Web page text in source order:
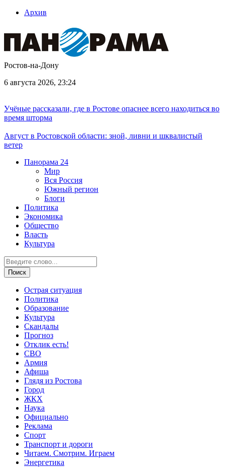
Архив
Ростов-на-Дону
6 августа 2026, 23:24
Учёные рассказали, где в Ростове опаснее всего находиться во
время шторма
Август в Ростовской области: зной, ливни и шквалистый
ветер
Панорама 24
Мир
Вся Россия
Южный регион
Блоги
Политика
Экономика
Общество
Власть
Культура
Острая ситуация
Политика
Образование
Культура
Скандалы
Прогноз
Отклик есть!
СВО
Армия
Афиша
Глядя из Ростова
Город
ЖКХ
Наука
Официально
Реклама
Спорт
Транспорт и дороги
Читаем. Смотрим. Играем
Энергетика